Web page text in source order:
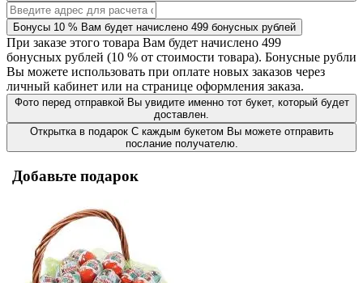
Бонусы 10 % Вам будет начислено 499 бонусных рублей
При заказе этого товара Вам будет начислено 499
бонусных рублей (10 % от стоимости товара). Бонусные рубли
Вы можете использовать при оплате новых заказов через
личный кабинет или на странице оформления заказа.
Фото перед отправкой Вы увидите именно тот букет, который будет
доставлен.
Открытка в подарок С каждым букетом Вы можете отправить
послание получателю.
Добавьте подарок